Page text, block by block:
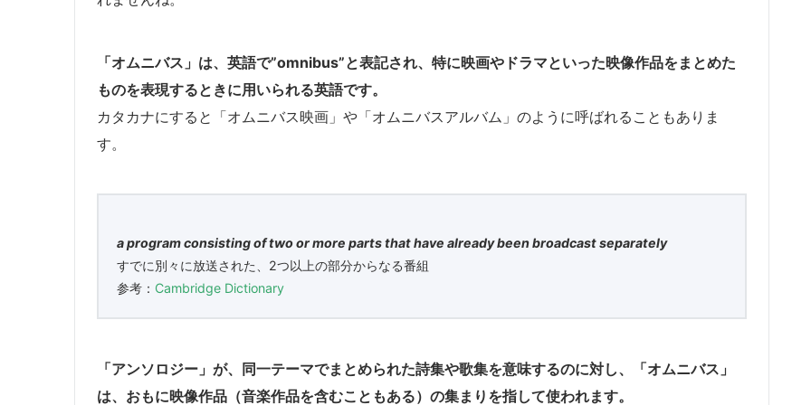
「オムニバス」は、英語で”omnibus”と表記され、特に映画やドラマといった映像作品をまとめた
ものを表現するときに用いられる英語です。
カタカナにすると「オムニバス映画」や「オムニバスアルバム」のように呼ばれることもありま
す。
a program consisting of two or more parts that have already been broadcast separately
すでに別々に放送された、2つ以上の部分からなる番組
参考： Cambridge Dictionary
「アンソロジー」が、同一テーマでまとめられた詩集や歌集を意味するのに対し、「オムニバス」
は、おもに映像作品（音楽作品を含むこともある）の集まりを指して使われます。